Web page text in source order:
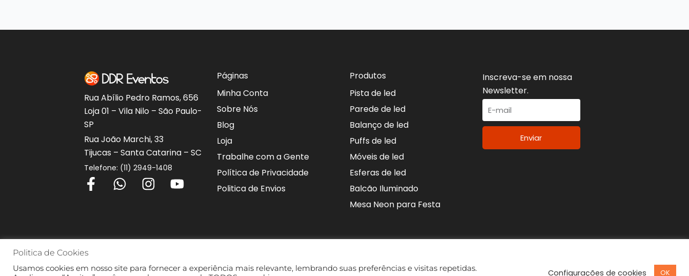
Rua Abílio Pedro Ramos, 656
Loja 01 – Vila Nilo – São Paulo-
SP
Rua João Marchi, 33
Tijucas – Santa Catarina – SC
Telefone: (11) 2949-1408
F
a
b
o
W
s
p
I
a
r
Y
u
e
Páginas
Minha Conta
Sobre Nós
Blog
Loja
Trabalhe com a Gente
Política de Privacidade
Politica de Envios
Produtos
Pista de led
Parede de led
Balanço de led
Puffs de led
Móveis de led
Esferas de led
Balcão Iluminado
Mesa Neon para Festa
Inscreva-se em nossa
Newsletter.
Enviar
© Todos os direitos reservados – DDR Eventos
Politica de Cookies
Usamos cookies em nosso site para fornecer a experiência mais relevante, lembrando suas preferências e visitas repetidas.
Configurações de cookies OK